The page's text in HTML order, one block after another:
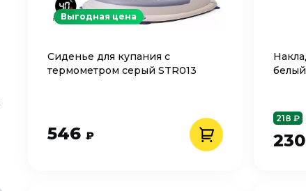
Сиденье для купания с
термометром серый STR013
546 ₽
Выгодная цена
218 ₽
230